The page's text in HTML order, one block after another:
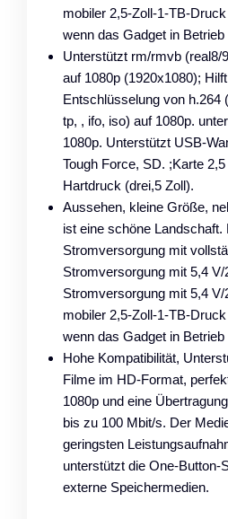
mobiler 2,5-Zoll-1-TB-
wenn das Gadget in Betrieb
Unterstützt rm/rmvb (real8/
auf 1080p (1920x1080);
Entschlüsselung von h.264
tp, , ifo, iso) auf 1080p.
1080p. Unterstützt USB-
Tough Force, SD. ;Karte
Hartdruck (drei,5 Zoll).
Aussehen, kleine Größe,
ist eine schöne Landschaft.
Stromversorgung mit
Stromversorgung mit 5,4 V/
Stromversorgung mit 5,4
mobiler 2,5-Zoll-1-TB-
wenn das Gadget in Betrieb
Hohe Kompatibilität,
Filme im HD-Format,
1080p und eine
bis zu 100 Mbit/s. Der
geringsten
unterstützt die One-Button-
externe Speichermedien.